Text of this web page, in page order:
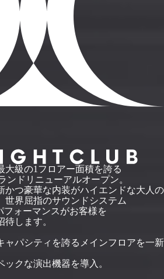
大級の1フロアー面積を誇る
ンドリニューアルオープン。
かつ豪華な内装がハイエンドな大人の
世界屈指のサウンドシステム
フォーマンスがお客様を
します。
ャパシティを誇るメインフロアを一新
クな演出機器を導入。